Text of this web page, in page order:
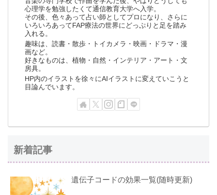
心理学を勉強したくて通信教育大学へ入学。
その後、色々あって占い師としてプロになり、さらに
いろいろあってFAP療法の世界にどっぷりと足を踏み
入れる。
趣味は、読書・散歩・トイカメラ・映画・ドラマ・漫
画など。
好きなものは、植物・自然・インテリア・アート・文
房具。
HP内のイラストを徐々にAIイラストに変えていこうと
目論んでいます。
新着記事
遺伝子コードの効果一覧(随時更新)